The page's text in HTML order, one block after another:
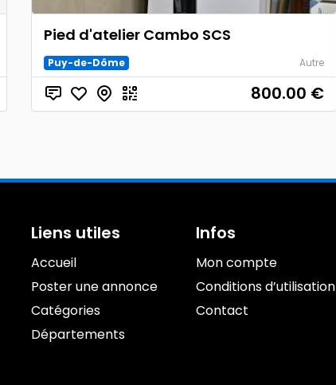
Pied d'atelier Cambo SCS
Puy-de-Dôme Autre
800.00 €
Liens utiles
Accueil
Poster une annonce
Catégories
Départements
Infos
Mon compte
Conditions d’utilisation
Contact